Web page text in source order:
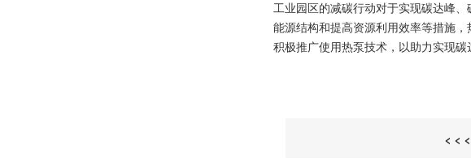
工业园区的减碳行动对于实现碳达峰
能源结构和提高资源利用效率等措施
积极推广使用热泵技术，以助力实现碳